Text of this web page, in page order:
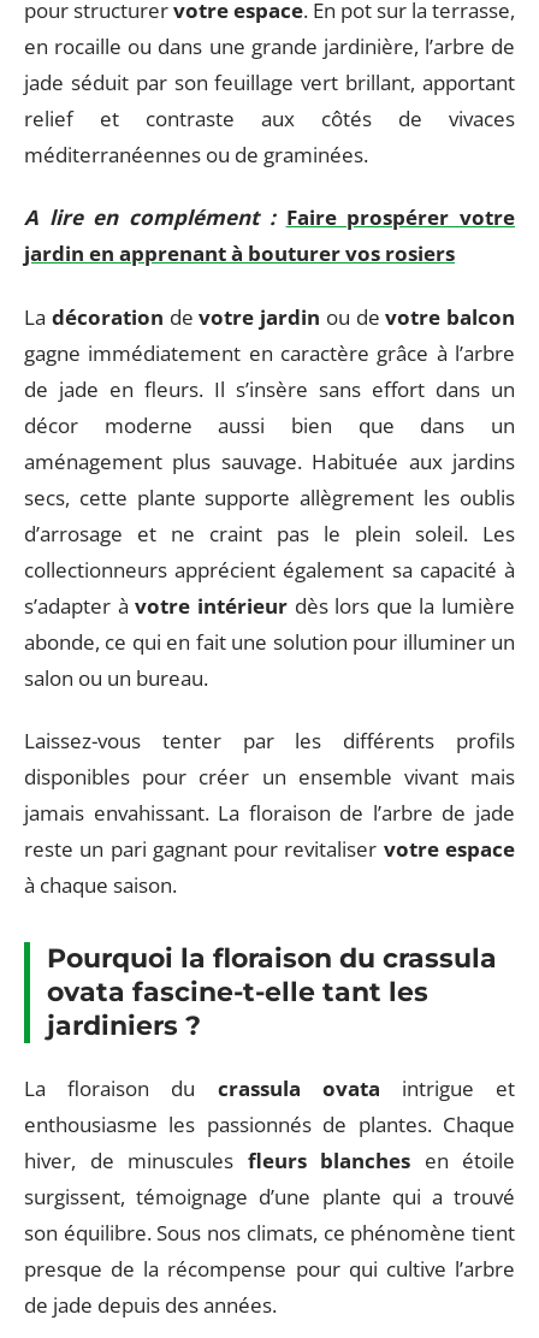
pour structurervotre espace. En pot sur la terrasse,
en rocaille ou dans une grande jardinière, l’arbre de
jade séduit par son feuillage vert brillant, apportant
relief et contraste aux côtés de vivaces
méditerranéennes ou de graminées.
A lire en complément : Faire prospérer votre
jardin en apprenant à bouturer vos rosiers
La décoration devotre jardin ou devotre balcon
gagne immédiatement en caractère grâce à l’arbre
de jade en fleurs. Il s’insère sans effort dans un
décor moderne aussi bien que dans un
aménagement plus sauvage. Habituée aux jardins
secs, cette plante supporte allègrement les oublis
d’arrosage et ne craint pas le plein soleil. Les
collectionneurs apprécient également sa capacité à
s’adapter àvotre intérieurdès lors que la lumière
abonde, ce qui en fait une solution pour illuminer un
salon ou un bureau.
Laissez-vous tenter par les différents profils
disponibles pour créer un ensemble vivant mais
jamais envahissant. La floraison de l’arbre de jade
reste un pari gagnant pour revitaliser votre espace
à chaque saison.
Pourquoi la floraison du crassula
ovata fascine-t-elle tant les
jardiniers ?
La floraison du crassula ovata intrigue et
enthousiasme les passionnés de plantes. Chaque
hiver, de minuscules fleurs blanches en étoile
surgissent, témoignage d’une plante qui a trouvé
son équilibre. Sous nos climats, ce phénomène tient
presque de la récompense pour qui cultive l’arbre
de jade depuis des années.